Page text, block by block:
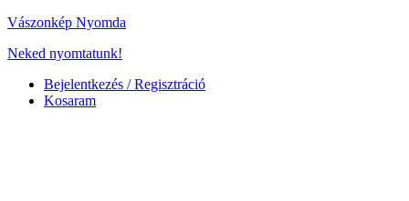
Vászonkép Nyomda
Neked nyomtatunk!
Bejelentkezés / Regisztráció
Kosaram